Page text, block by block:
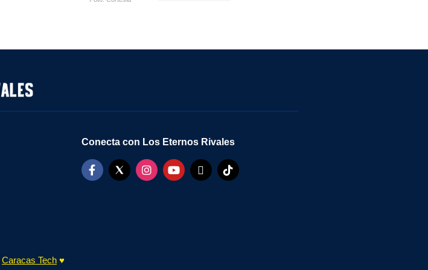
Conecta con Los Eternos Rivales
Caracas Tech ♥️